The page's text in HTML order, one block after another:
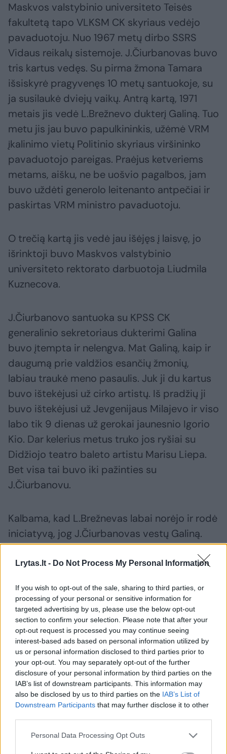
Lrytas.lt - Do Not Process My Personal Information
If you wish to opt-out of the sale, sharing to third parties, or
processing of your personal or sensitive information for
targeted advertising by us, please use the below opt-out
section to confirm your selection. Please note that after your
opt-out request is processed you may continue seeing
interest-based ads based on personal information utilized by
us or personal information disclosed to third parties prior to
your opt-out. You may separately opt-out of the further
disclosure of your personal information by third parties on the
IAB’s list of downstream participants. This information may
also be disclosed by us to third parties on the IAB’s List of
Downstream Participants that may further disclose it to other
Personal Data Processing Opt Outs
Maskvos valstybinio universiteto Teisės
fakultetą tapo VLKSM CK skyriaus vedėjo
pavaduotoju. Nuo 1967 metų dirbo SSRS
Vidaus reikalų sistemoje. J.Čiurbanovas buvo
tris kartus vedęs. Su pirma žmona Tamara
išsiskyrė pragyvenęs 10 metų santuokoje, su
ja susilaukė dviejų vaikų. Antrą kartą, 1971
metais jis vedė L.Brežnevo dukterį Galiną. Tuo
metu jis jau buvo papulkininkis, užėmė VRM
įkalinimo vietų Politinio skyriaus viršininko
pavaduotojo pareigas. Praėjus ketveriems
metams, aišku, ne be uošvio pagalbos, jam
buvo uždėti generolo leitenanto antpečiai ir
paskirtas VRM ministro pavaduotoju.
O trečią kartą jis vedė jau išėjęs į laisvę, jo
išrinktoji buvo Maskvos valstybinio
universiteto rektorato darbuotoja Liudmila
Kuznecova.
J.Čiurbanovo santuoka su KPSS CK
generalinio sekretoriaus dukterimi Galina
buvo įtempta ir nelengva. Mat Galiną, kaip ir
daugumą prie valdžios esančių žmonių,
labiau traukė meno pasaulis. Juk ji du kartus
buvo ištekėjusi už cirko artistų. Iš pradžių ji
buvo ištekėjusi už Jevgenijaus Milajevo ir viso
labo tik 9 dienas už gerokai jaunesnio Igorio
Kio. Dar kelerius metus truko jos ryšiai su
Didžiojo teatro baleto artistu Marisu Liepa.
Bet visa tai buvo iki pažinties su
J.Čiurbanovu.
Kalbama, kad L.Brežnevas labai norėjo ir rodė
iniciatyvą, jog J.Čiurbanovas vestų Galiną.
Tėvas tikėjosi, kad sutuoktinis atpratins ją
nuo taurelės. Tačiau milicijos generolas buvo
tik dešimtą-vienuoliktą valandą vakaro,
dažnai važinėjo ir į komandiruotes, todėl
generalinio sekretoriaus duktė gyveno savo
gyvenimą. Nors oficialiai Galina užėmė VRM
Istorinės diplomatijos valdybos skyriaus
vedėjos pavaduotojos pareigas, tačiau
darbe retai pasirodydavo, ypač septintojo
dešimtmečio antrojoje pusėje. Užtat ją
dažniau galima buvo pamatyti bendraujančią
su artistais.